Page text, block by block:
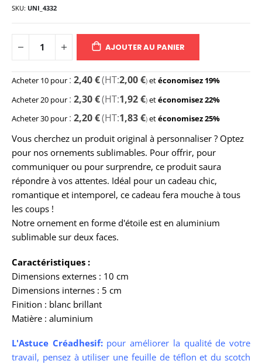
SKU UNI_4332
AJOUTER AU PANIER
Acheter 10 pour 2,40 € 2,00 € etéconomisez 19%
Acheter 20 pour
2,30 € 1,92 € etéconomisez22%
Acheter 30 pour
2,20 € 1,83 € etéconomisez25%
Vous cherchez un produit original à personnaliser ? Optez
pour nos ornements sublimables. Pour offrir, pour
communiquer ou pour surprendre, ce produit saura
répondre à vos attentes. Idéal pour un cadeau chic,
romantique et intemporel, ce cadeau fera mouche à tous
les coups !
Notre ornement en forme d'étoile est en aluminium
sublimable sur deux faces.
Caractéristiques :
Dimensions externes : 10 cm
Dimensions internes : 5 cm
Finition : blanc brillant
Matière : aluminium
L'Astuce Créadhesif:pour améliorer la qualité de votre
travail, pensez à utiliser une feuille de téflon et du scotch